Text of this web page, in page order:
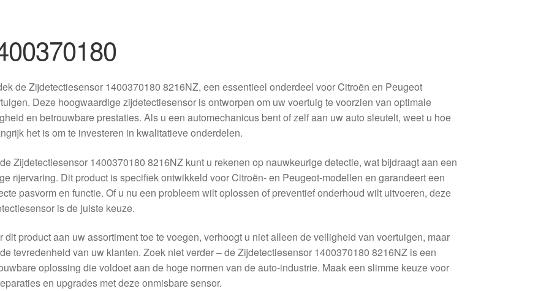
de Zijdetectiesensor 1400370180 8216NZ, een essentieel onderdeel voor Citroën en Peugeot
Deze hoogwaardige zijdetectiesensor is ontworpen om uw voertuig te voorzien van optimale
en betrouwbare prestaties. Als u een automechanicus bent of zelf aan uw auto sleutelt, weet u hoe
het is om te investeren in kwalitatieve onderdelen.
Zijdetectiesensor 1400370180 8216NZ kunt u rekenen op nauwkeurige detectie, wat bijdraagt aan een
rijervaring. Dit product is specifiek ontwikkeld voor Citroën- en Peugeot-modellen en garandeert een
pasvorm en functie. Of u nu een probleem wilt oplossen of preventief onderhoud wilt uitvoeren, deze
is de juiste keuze.
dit product aan uw assortiment toe te voegen, verhoogt u niet alleen de veiligheid van voertuigen, maar
tevredenheid van uw klanten. Zoek niet verder – de Zijdetectiesensor 1400370180 8216NZ is een
oplossing die voldoet aan de hoge normen van de auto-industrie. Maak een slimme keuze voor
en upgrades met deze onmisbare sensor.